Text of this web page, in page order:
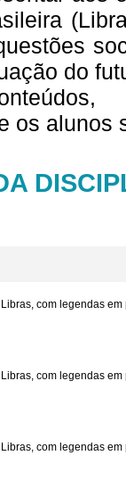
do
os alunos
com legendas em
com legendas em
com legendas em